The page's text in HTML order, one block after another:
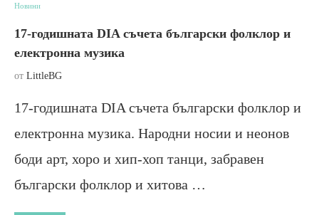
Новини
17-годишната DIA съчета български фолклор и
електронна музика
от LittleBG
17-годишната DIA съчета български фолклор и
електронна музика. Народни носии и неонов
боди арт, хоро и хип-хоп танци, забравен
български фолклор и хитова …